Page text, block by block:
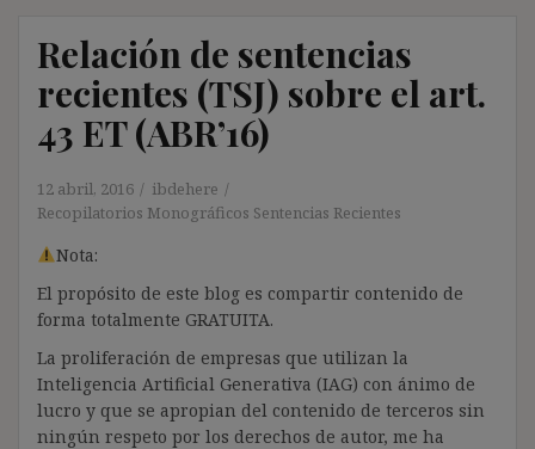
Relación de sentencias
recientes (TSJ) sobre el art.
43 ET (ABR’16)
12 abril, 2016
ibdehere
Recopilatorios Monográficos Sentencias Recientes
Nota:
El propósito de este blog es compartir contenido de
forma totalmente GRATUITA.
La proliferación de empresas que utilizan la
Inteligencia Artificial Generativa (IAG) con ánimo de
lucro y que se apropian del contenido de terceros sin
ningún respeto por los derechos de autor, me ha